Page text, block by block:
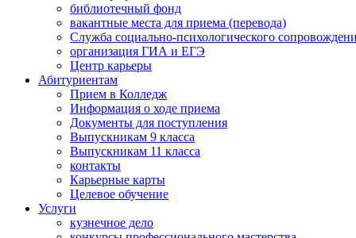
библиотечный фонд
вакантные места для приема (перевода)
Служба социально-психологического
организация ГИА и ЕГЭ
Центр карьеры
Абитуриентам
Прием в Колледж
Информация о ходе приема
Документы для поступления
Выпускникам 9 класса
Выпускникам 11 класса
контакты
Карьерные карты
Целевое обучение
Услуги
кузнечное дело